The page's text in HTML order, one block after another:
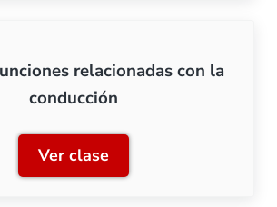
relacionadas con la
conducción
Ver claseClase 5: Funciones